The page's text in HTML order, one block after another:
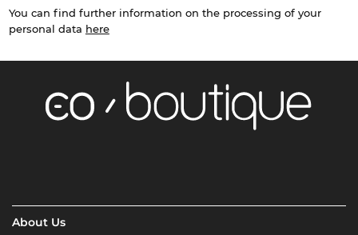
You can find further information on the processing of your
personal data here
About Us